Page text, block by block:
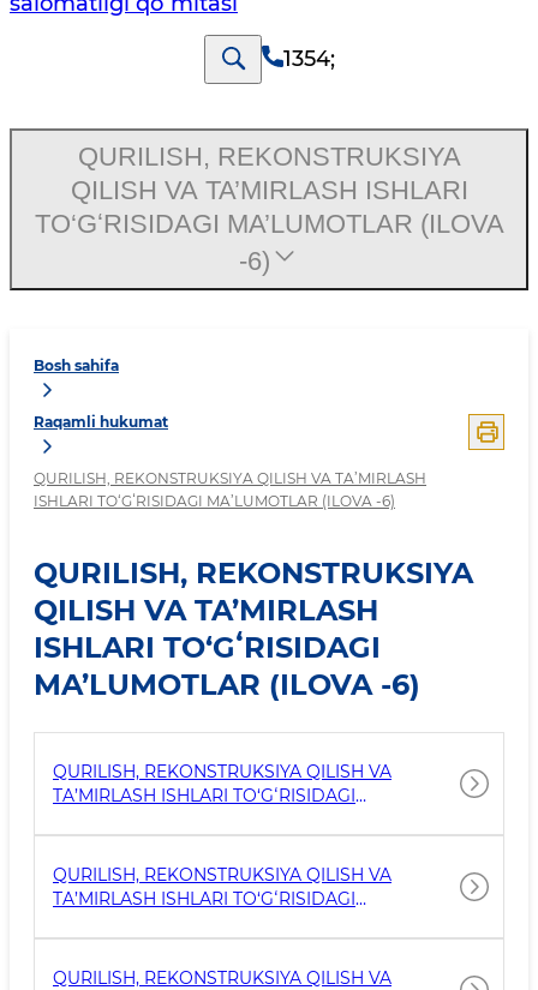
1354;
Bosh sahifa
Raqamli hukumat
QURILISH, REKONSTRUKSIYA QILISH VA TA’MIRLASH
ISHLARI TO‘GʻRISIDAGI MA’LUMOTLAR (ILOVA -6)
QURILISH, REKONSTRUKSIYA
QILISH VA TA’MIRLASH
ISHLARI TO‘GʻRISIDAGI
MA’LUMOTLAR (ILOVA -6)
QURILISH, REKONSTRUKSIYA QILISH VA
TA’MIRLASH ISHLARI TO‘GʻRISIDAGI
QURILISH, REKONSTRUKSIYA QILISH VA
TA’MIRLASH ISHLARI TO‘GʻRISIDAGI
QURILISH, REKONSTRUKSIYA QILISH VA
QURILISH, REKONSTRUKSIYA
QILISH VA TA’MIRLASH ISHLARI
TO‘GʻRISIDAGI MA’LUMOTLAR (ILOVA
-6)